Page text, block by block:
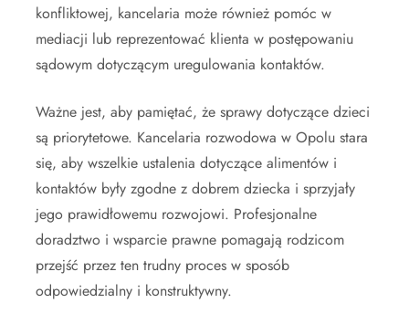
konfliktowej, kancelaria może również pomóc w
mediacji lub reprezentować klienta w postępowaniu
sądowym dotyczącym uregulowania kontaktów.
Ważne jest, aby pamiętać, że sprawy dotyczące dzieci
są priorytetowe. Kancelaria rozwodowa w Opolu stara
się, aby wszelkie ustalenia dotyczące alimentów i
kontaktów były zgodne z dobrem dziecka i sprzyjały
jego prawidłowemu rozwojowi. Profesjonalne
doradztwo i wsparcie prawne pomagają rodzicom
przejść przez ten trudny proces w sposób
odpowiedzialny i konstruktywny.